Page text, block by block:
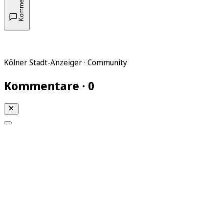
Kölner Stadt-Anzeiger · Community
Kommentare · 0